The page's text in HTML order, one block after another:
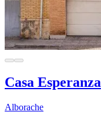
Casa Esperanza
Alborache